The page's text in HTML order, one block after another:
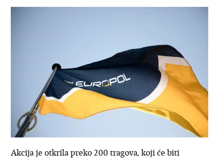
Akcija je otkrila preko 200 tragova, koji će biti